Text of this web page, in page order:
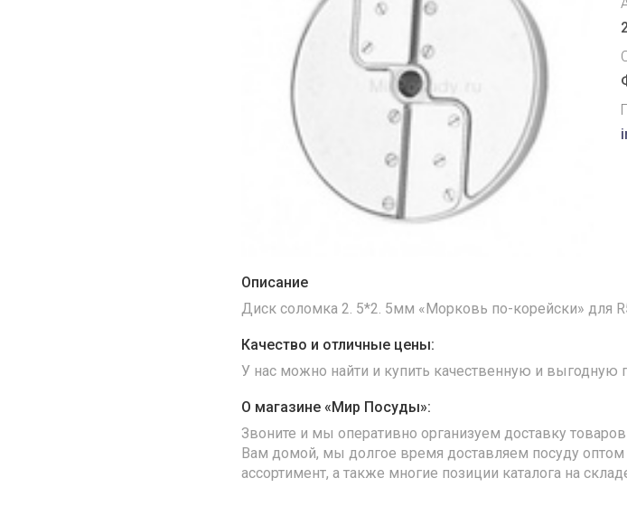
Описание
Диск соломка 2. 5*2. 5мм «Морковь по-корейски» для
Качество и отличные цены:
У нас можно найти и купить качественную и выгодную
О магазине «Мир Посуды»:
Звоните и мы оперативно организуем доставку
Вам домой, мы долгое время доставляем посуду
ассортимент, а также многие позиции каталога на